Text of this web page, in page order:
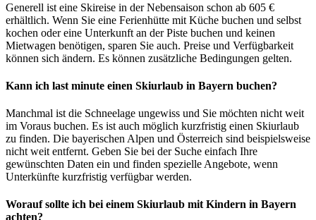
Generell ist eine Skireise in der Nebensaison schon ab 605 €
erhältlich. Wenn Sie eine Ferienhütte mit Küche buchen und selbst
kochen oder eine Unterkunft an der Piste buchen und keinen
Mietwagen benötigen, sparen Sie auch. Preise und Verfügbarkeit
können sich ändern. Es können zusätzliche Bedingungen gelten.
Kann ich last minute einen Skiurlaub in Bayern buchen?
Manchmal ist die Schneelage ungewiss und Sie möchten nicht weit
im Voraus buchen. Es ist auch möglich kurzfristig einen Skiurlaub
zu finden. Die bayerischen Alpen und Österreich sind beispielsweise
nicht weit entfernt. Geben Sie bei der Suche einfach Ihre
gewünschten Daten ein und finden spezielle Angebote, wenn
Unterkünfte kurzfristig verfügbar werden.
Worauf sollte ich bei einem Skiurlaub mit Kindern in Bayern
achten?